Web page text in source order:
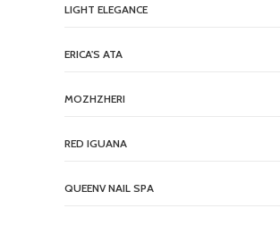
LIGHT ELEGANCE
ERICA'S ATA
MOZHZHERI
RED IGUANA
QUEENV NAIL SPA